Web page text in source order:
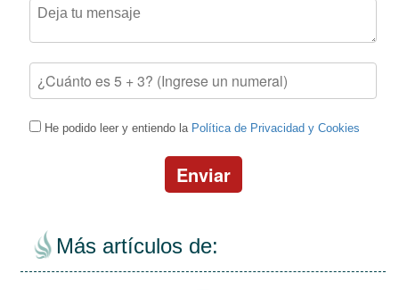
He podido leer y entiendo la Política de Privacidad y Cookies
Enviar
Más artículos de: